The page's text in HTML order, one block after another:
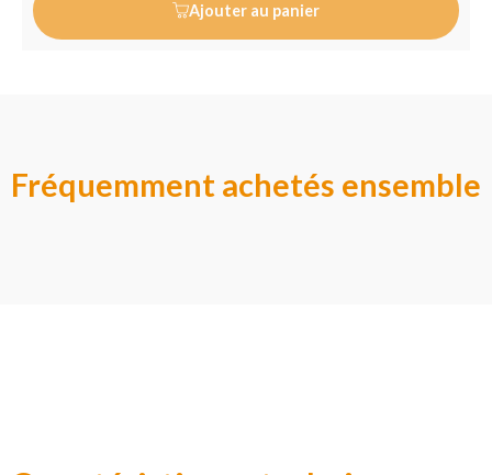
Ajouter au panier
Fréquemment achetés ensemble